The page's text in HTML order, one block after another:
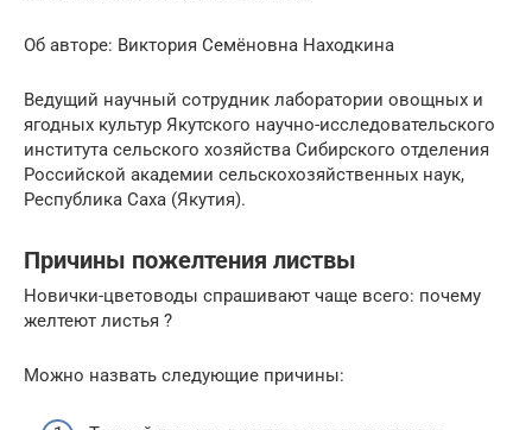
Об авторе: Виктория Семёновна Находкина
Ведущий научный сотрудник лаборатории овощных и
ягодных культур Якутского научно-исследовательского
института сельского хозяйства Сибирского отделения
Российской академии сельскохозяйственных наук,
Республика Саха (Якутия).
Причины пожелтения листвы
Новички-цветоводы спрашивают чаще всего: почему
желтеют листья ?
Можно назвать следующие причины: